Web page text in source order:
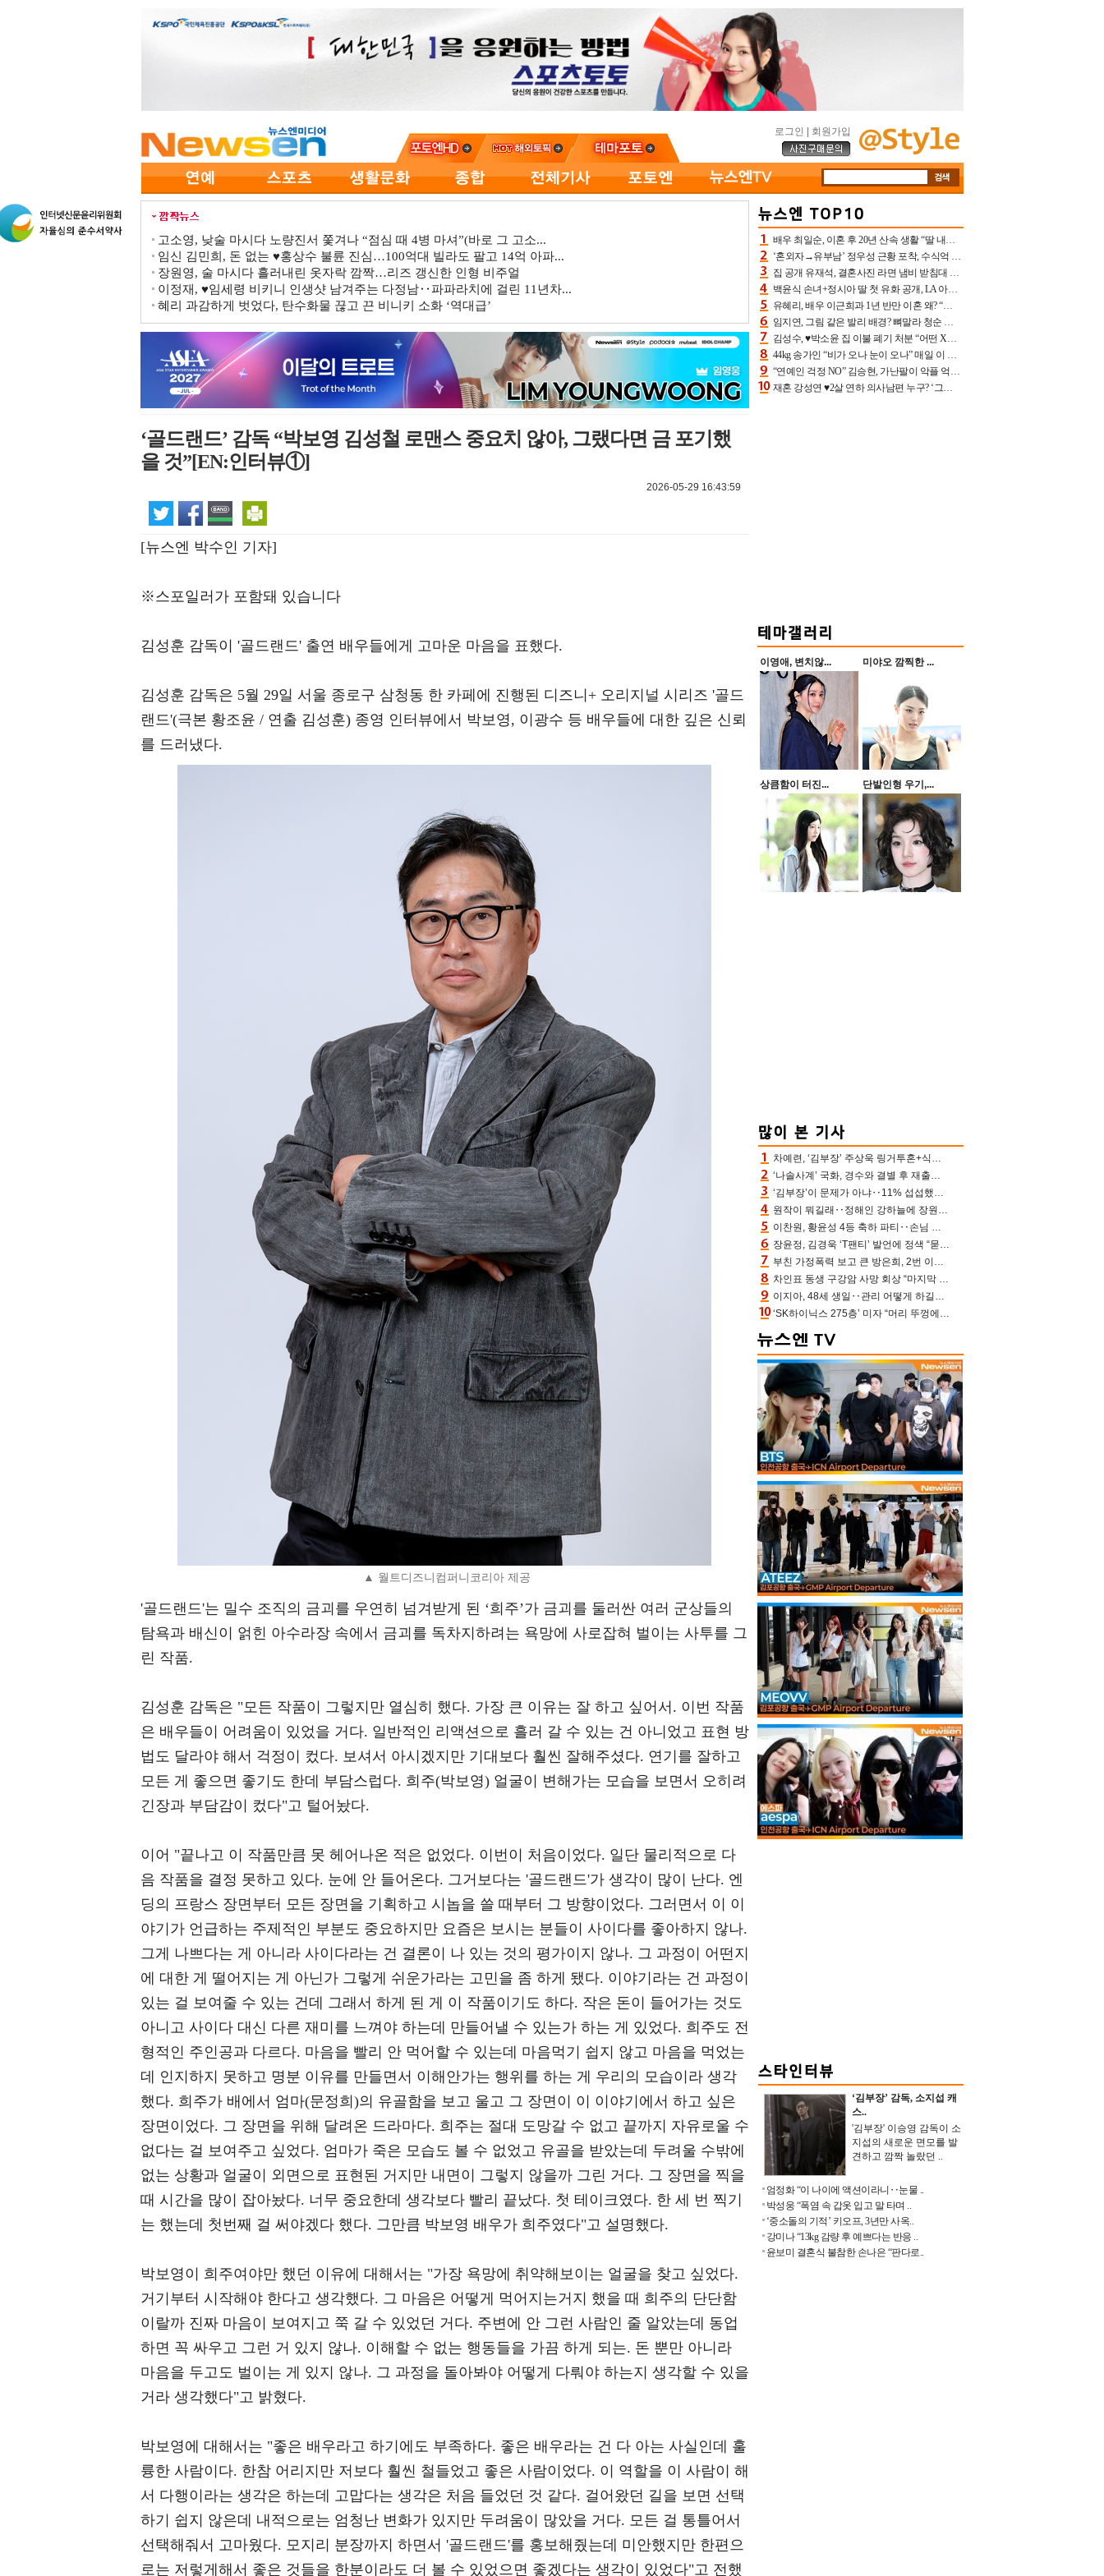
로그인 회원가입
고소영, 낮술 마시다 노량진서 쫓겨나 “점심 때 4병 마셔”(바로 그 고소...
임신 김민희, 돈 없는 ♥홍상수 불륜 진심…100억대 빌라도 팔고 14억 아파...
장원영, 술 마시다 흘러내린 옷자락 깜짝…리즈 갱신한 인형 비주얼
이정재, ♥임세령 비키니 인생샷 남겨주는 다정남‥파파라치에 걸린 11년차...
혜리 과감하게 벗었다, 탄수화물 끊고 끈 비니키 소화 ‘역대급’
‘골드랜드’ 감독 “박보영 김성철 로맨스 중요치 않아, 그랬다면 금 포기했
을 것”[EN:인터뷰①]
2026-05-29 16:43:59
[뉴스엔 박수인 기자]
※스포일러가 포함돼 있습니다
김성훈 감독이 '골드랜드' 출연 배우들에게 고마운 마음을 표했다.
김성훈 감독은 5월 29일 서울 종로구 삼청동 한 카페에 진행된 디즈니+ 오리지널 시리즈 '골드
랜드'(극본 황조윤 / 연출 김성훈) 종영 인터뷰에서 박보영, 이광수 등 배우들에 대한 깊은 신뢰
를 드러냈다.
▲ 월트디즈니컴퍼니코리아 제공
'골드랜드'는 밀수 조직의 금괴를 우연히 넘겨받게 된 ‘희주’가 금괴를 둘러싼 여러 군상들의
탐욕과 배신이 얽힌 아수라장 속에서 금괴를 독차지하려는 욕망에 사로잡혀 벌이는 사투를 그
린 작품.
김성훈 감독은 "모든 작품이 그렇지만 열심히 했다. 가장 큰 이유는 잘 하고 싶어서. 이번 작품
은 배우들이 어려움이 있었을 거다. 일반적인 리액션으로 흘러 갈 수 있는 건 아니었고 표현 방
법도 달라야 해서 걱정이 컸다. 보셔서 아시겠지만 기대보다 훨씬 잘해주셨다. 연기를 잘하고
모든 게 좋으면 좋기도 한데 부담스럽다. 희주(박보영) 얼굴이 변해가는 모습을 보면서 오히려
긴장과 부담감이 컸다"고 털어놨다.
이어 "끝나고 이 작품만큼 못 헤어나온 적은 없었다. 이번이 처음이었다. 일단 물리적으로 다
음 작품을 결정 못하고 있다. 눈에 안 들어온다. 그거보다는 '골드랜드'가 생각이 많이 난다. 엔
딩의 프랑스 장면부터 모든 장면을 기획하고 시놉을 쓸 때부터 그 방향이었다. 그러면서 이 이
야기가 언급하는 주제적인 부분도 중요하지만 요즘은 보시는 분들이 사이다를 좋아하지 않나.
그게 나쁘다는 게 아니라 사이다라는 건 결론이 나 있는 것의 평가이지 않나. 그 과정이 어떤지
에 대한 게 떨어지는 게 아닌가 그렇게 쉬운가라는 고민을 좀 하게 됐다. 이야기라는 건 과정이
있는 걸 보여줄 수 있는 건데 그래서 하게 된 게 이 작품이기도 하다. 작은 돈이 들어가는 것도
아니고 사이다 대신 다른 재미를 느껴야 하는데 만들어낼 수 있는가 하는 게 있었다. 희주도 전
형적인 주인공과 다르다. 마음을 빨리 안 먹어할 수 있는데 마음먹기 쉽지 않고 마음을 먹었는
데 인지하지 못하고 명분 이유를 만들면서 이해안가는 행위를 하는 게 우리의 모습이라 생각
했다. 희주가 배에서 엄마(문정희)의 유골함을 보고 울고 그 장면이 이 이야기에서 하고 싶은
장면이었다. 그 장면을 위해 달려온 드라마다. 희주는 절대 도망갈 수 없고 끝까지 자유로울 수
없다는 걸 보여주고 싶었다. 엄마가 죽은 모습도 볼 수 없었고 유골을 받았는데 두려울 수밖에
없는 상황과 얼굴이 외면으로 표현된 거지만 내면이 그렇지 않을까 그린 거다. 그 장면을 찍을
때 시간을 많이 잡아놨다. 너무 중요한데 생각보다 빨리 끝났다. 첫 테이크였다. 한 세 번 찍기
는 했는데 첫번째 걸 써야겠다 했다. 그만큼 박보영 배우가 희주였다"고 설명했다.
박보영이 희주여야만 했던 이유에 대해서는 "가장 욕망에 취약해보이는 얼굴을 찾고 싶었다.
거기부터 시작해야 한다고 생각했다. 그 마음은 어떻게 먹어지는거지 했을 때 희주의 단단함
이랄까 진짜 마음이 보여지고 쭉 갈 수 있었던 거다. 주변에 안 그런 사람인 줄 알았는데 동업
하면 꼭 싸우고 그런 거 있지 않나. 이해할 수 없는 행동들을 가끔 하게 되는. 돈 뿐만 아니라
마음을 두고도 벌이는 게 있지 않나. 그 과정을 돌아봐야 어떻게 다뤄야 하는지 생각할 수 있을
거라 생각했다"고 밝혔다.
박보영에 대해서는 "좋은 배우라고 하기에도 부족하다. 좋은 배우라는 건 다 아는 사실인데 훌
륭한 사람이다. 한참 어리지만 저보다 훨씬 철들었고 좋은 사람이었다. 이 역할을 이 사람이 해
서 다행이라는 생각은 하는데 고맙다는 생각은 처음 들었던 것 같다. 걸어왔던 길을 보면 선택
하기 쉽지 않은데 내적으로는 엄청난 변화가 있지만 두려움이 많았을 거다. 모든 걸 통틀어서
선택해줘서 고마웠다. 모지리 분장까지 하면서 '골드랜드'를 홍보해줬는데 미안했지만 한편으
로는 저렇게해서 좋은 것들을 한분이라도 더 볼 수 있었으면 좋겠다는 생각이 있었다"고 전했
배우 최일순, 이혼 후 20년 산속 생활 “딸 내가 버렸다고 원망‥맘 아파”(특종)[어제TV]
‘혼외자→유부남’ 정우성 근황 포착, 수식억 해킹 피해 후배 만났다 “존경하는”
집 공개 유재석, 결혼사진 라면 냄비 받침대 되고 분노‥가족사진도 피해(놀뭐)[어제TV]
백윤식 손녀+정시아 딸 첫 유화 공개, LA 아트쇼→서울국제조각페스타 작가다운 수준급 실력
유혜리, 배우 이근희과 1년 반만 이혼 왜? “식칼 꽂고 의자 던져” 충격 폭로(특종)[어제TV]
임지연, 그림 같은 발리 배경? 뼈말라 청순 비키니 핏에 상대 안 되네
김성수, ♥박소윤 집 이불 폐기 처분 “어떤 X이랑 썼을지 몰라” 질투(신랑수업2)[어제TV]
44kg 송가인 “비가 오나 눈이 오나” 매일 이 운동, 허벅지 근육량 상승+체지방 감소
“연예인 걱정 NO” 김승현, 가난팔이 악플 억울할만‥아내+딸과 日 여행
재혼 강성연 ♥2살 연하 의사남편 누구? ‘그알’ 자문의에 훈남 비주얼 초엘리트 스펙 [종합]
이영애, 변치않... 미야오 깜찍한 ...
상큼함이 터진... 단발인형 우기,...
차예련, ‘김부장’ 주상욱 링거투혼+식스팩 비화 “옷 벗는데 아저씨는 안 된다고”(차장금)
‘나솔사계’ 국화, 경수와 결별 후 재출연…첫인상 3표 몰표
‘김부장’이 문제가 아냐‥11% 섭섭했던 ‘재벌X형사2’ 돈·빽 총동원해 컴백 [TV보고서]
원작이 뭐길래‥정해인 강하늘에 장원영까지 참여한 이 영화
이찬원, 황윤성 4등 축하 파티‥손님 모으려 블랙핑크 지수와 친한 척(편스토랑)[어제TV]
장윤정, 김경욱 ‘T팬티’ 발언에 정색 “묻지 않았는데, 그것도 성희롱”(장공장)
부친 가정폭력 보고 큰 방은희, 2번 이혼 후 잠수→母 고독사에 자책(특종세상)[어제TV]
차인표 동생 구강암 사망 회상 “마지막 순간 동생 손 잡아준 신애라, 두고두고 고마워” (신애라이프)
이지아, 48세 생일‥관리 어떻게 하길래 놀라운 동안 미모
‘SK하이닉스 275층’ 미자 “머리 뚜껑에서 사, 주식만 안 해도 돈 버는 것”
‘김부장’ 감독, 소지섭 캐
스..
'김부장' 이승영 감독이 소
지섭의 새로운 면모를 발
견하고 깜짝 놀랐던 ..
엄정화 “이 나이에 액션이라니‥눈물 ..
박성웅 “폭염 속 갑옷 입고 말 타며 ..
‘중소돌의 기적’ 키오프, 3년만 사옥..
강미나 “13kg 감량 후 예쁘다는 반응 ..
윤보미 결혼식 불참한 손나은 “판다로..